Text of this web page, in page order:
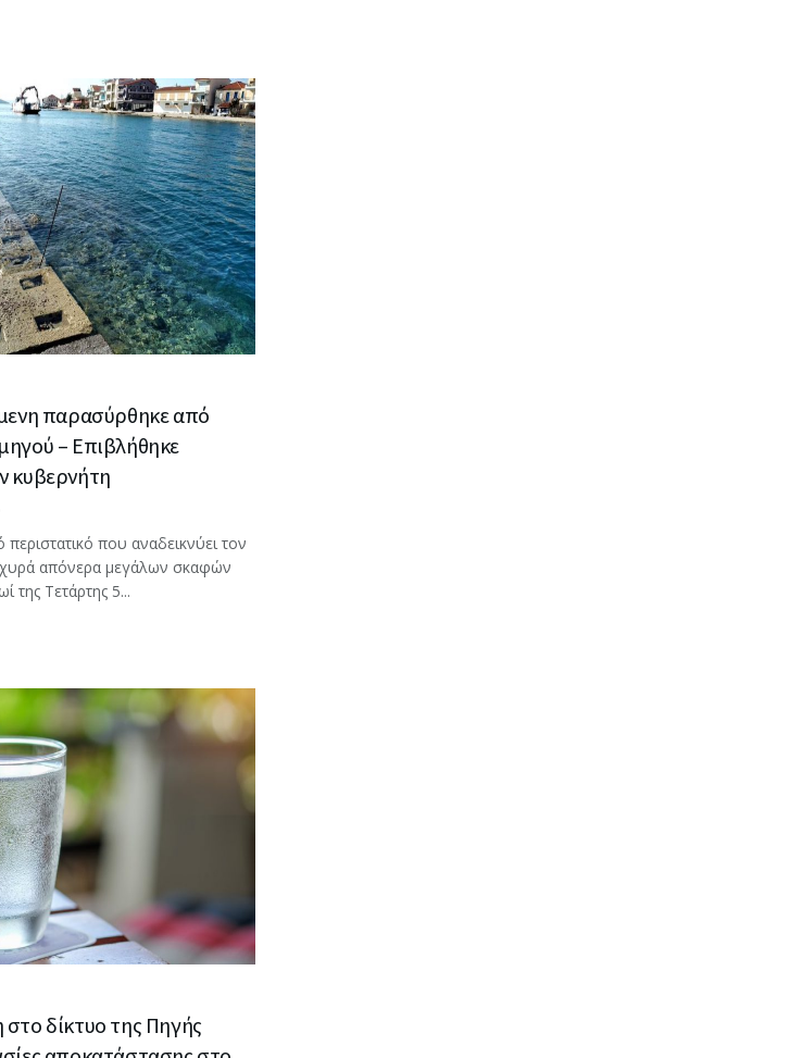
παρασύρθηκε από
– Επιβλήθηκε
κυβερνήτη
που αναδεικνύει τον
απόνερα μεγάλων σκαφών
της Τετάρτης 5...
δίκτυο της Πηγής